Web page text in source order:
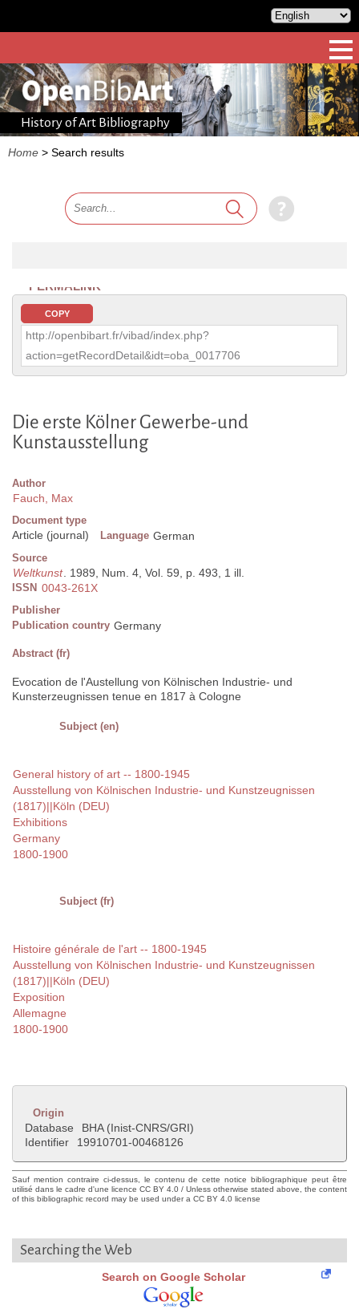
History of Art Bibliography
Home > Search results
PERMALINK
COPY
http://openbibart.fr/vibad/index.php?
action=getRecordDetail&idt=oba_0017706
Die erste Kölner Gewerbe-und
Kunstausstellung
Author
Fauch, Max
Document type
Article (journal) Language German
Source
Weltkunst. 1989, Num. 4, Vol. 59, p. 493, 1 ill.
ISSN 0043-261X
Publisher
Publication country Germany
Abstract (fr)
Evocation de l'Austellung von Kölnischen Industrie- und
Kunsterzeugnissen tenue en 1817 à Cologne
Subject (en)
General history of art -- 1800-1945
Ausstellung von Kölnischen Industrie- und Kunstzeugnissen
(1817)||Köln (DEU)
Exhibitions
Germany
1800-1900
Subject (fr)
Histoire générale de l'art -- 1800-1945
Ausstellung von Kölnischen Industrie- und Kunstzeugnissen
(1817)||Köln (DEU)
Exposition
Allemagne
1800-1900
Origin
Database
BHA (Inist-CNRS/GRI)
Identifier
19910701-00468126
Sauf mention contraire ci-dessus, le contenu de cette notice bibliographique peut être
utilisé dans le cadre d'une licence CC BY 4.0 / Unless otherwise stated above, the content
of this bibliographic record may be used under a CC BY 4.0 license
Searching the Web
Search on Google Scholar